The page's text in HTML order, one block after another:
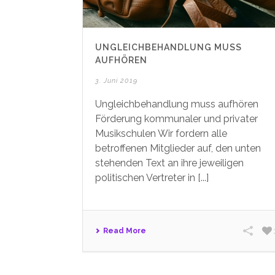
UNGLEICHBEHANDLUNG MUSS A
UFHÖREN
3. Juni 2019
Ungleichbehandlung muss aufhören
Förderung kommunaler und privater
Musikschulen Wir fordern alle
betroffenen Mitglieder auf, den unten
stehenden Text an ihre jeweiligen
politischen Vertreter in [...]
Read More